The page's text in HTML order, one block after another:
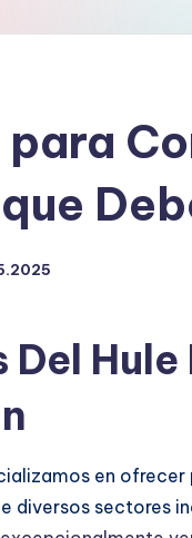
para
en
diversos sectores